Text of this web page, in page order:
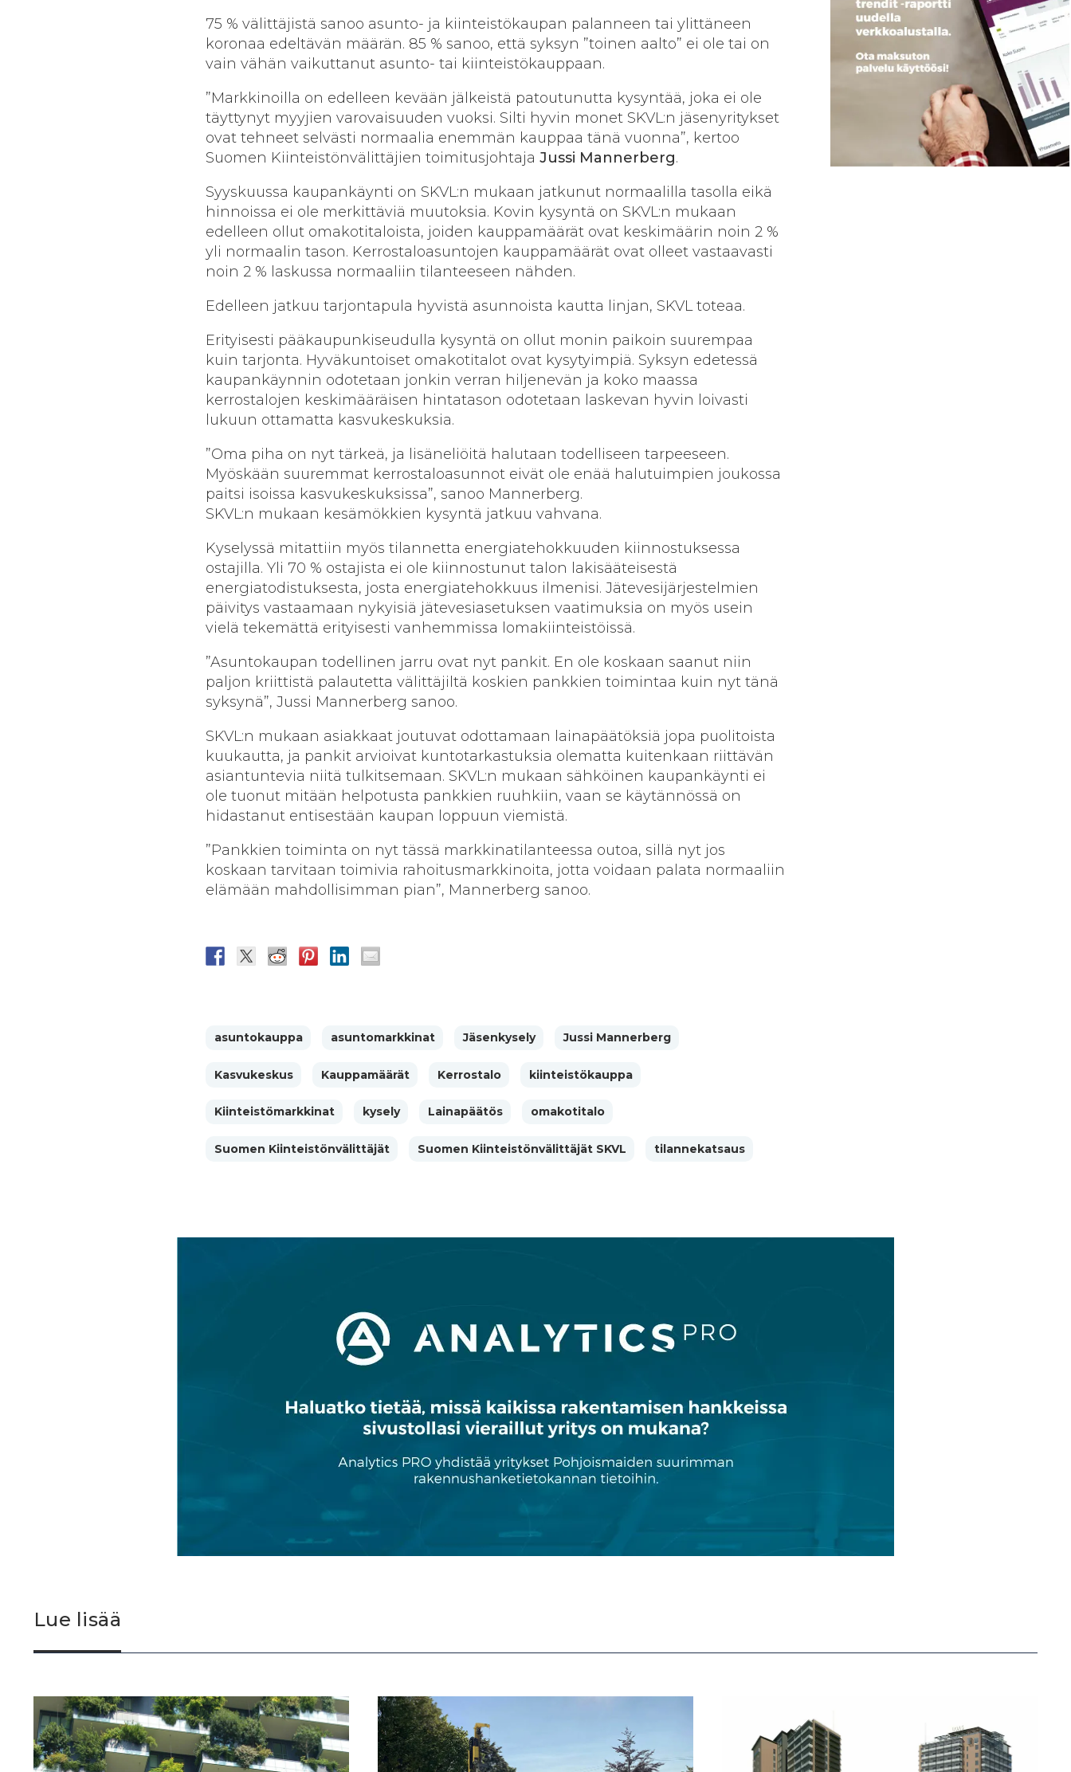
75 % välittäjistä sanoo asunto- ja kiinteistökaupan palanneen tai ylittäneen
koronaa edeltävän määrän. 85 % sanoo, että syksyn ”toinen aalto” ei ole tai on
vain vähän vaikuttanut asunto- tai kiinteistökauppaan.
”Markkinoilla on edelleen kevään jälkeistä patoutunutta kysyntää, joka ei ole
täyttynyt myyjien varovaisuuden vuoksi. Silti hyvin monet SKVL:n jäsenyritykset
ovat tehneet selvästi normaalia enemmän kauppaa tänä vuonna”, kertoo
Suomen Kiinteistönvälittäjien toimitusjohtaja Jussi Mannerberg.
Syyskuussa kaupankäynti on SKVL:n mukaan jatkunut normaalilla tasolla eikä
hinnoissa ei ole merkittäviä muutoksia. Kovin kysyntä on SKVL:n mukaan
edelleen ollut omakotitaloista, joiden kauppamäärät ovat keskimäärin noin 2 %
yli normaalin tason. Kerrostaloasuntojen kauppamäärät ovat olleet vastaavasti
noin 2 % laskussa normaaliin tilanteeseen nähden.
Edelleen jatkuu tarjontapula hyvistä asunnoista kautta linjan, SKVL toteaa.
Erityisesti pääkaupunkiseudulla kysyntä on ollut monin paikoin suurempaa
kuin tarjonta. Hyväkuntoiset omakotitalot ovat kysytyimpiä. Syksyn edetessä
kaupankäynnin odotetaan jonkin verran hiljenevän ja koko maassa
kerrostalojen keskimääräisen hintatason odotetaan laskevan hyvin loivasti
lukuun ottamatta kasvukeskuksia.
”Oma piha on nyt tärkeä, ja lisäneliöitä halutaan todelliseen tarpeeseen.
Myöskään suuremmat kerrostaloasunnot eivät ole enää halutuimpien joukossa
paitsi isoissa kasvukeskuksissa”, sanoo Mannerberg.
SKVL:n mukaan kesämökkien kysyntä jatkuu vahvana.
Kyselyssä mitattiin myös tilannetta energiatehokkuuden kiinnostuksessa
ostajilla. Yli 70 % ostajista ei ole kiinnostunut talon lakisääteisestä
energiatodistuksesta, josta energiatehokkuus ilmenisi. Jätevesijärjestelmien
päivitys vastaamaan nykyisiä jätevesiasetuksen vaatimuksia on myös usein
vielä tekemättä erityisesti vanhemmissa lomakiinteistöissä.
”Asuntokaupan todellinen jarru ovat nyt pankit. En ole koskaan saanut niin
paljon kriittistä palautetta välittäjiltä koskien pankkien toimintaa kuin nyt tänä
syksynä”, Jussi Mannerberg sanoo.
SKVL:n mukaan asiakkaat joutuvat odottamaan lainapäätöksiä jopa puolitoista
kuukautta, ja pankit arvioivat kuntotarkastuksia olematta kuitenkaan riittävän
asiantuntevia niitä tulkitsemaan. SKVL:n mukaan sähköinen kaupankäynti ei
ole tuonut mitään helpotusta pankkien ruuhkiin, vaan se käytännössä on
hidastanut entisestään kaupan loppuun viemistä.
”Pankkien toiminta on nyt tässä markkinatilanteessa outoa, sillä nyt jos
koskaan tarvitaan toimivia rahoitusmarkkinoita, jotta voidaan palata normaaliin
elämään mahdollisimman pian”, Mannerberg sanoo.
asuntokauppa asuntomarkkinat Jäsenkysely Jussi Mannerberg
Kasvukeskus Kauppamäärät Kerrostalo kiinteistökauppa
Kiinteistömarkkinat kysely Lainapäätös omakotitalo
Suomen Kiinteistönvälittäjät Suomen Kiinteistönvälittäjät SKVL tilannekatsaus
Lue lisää